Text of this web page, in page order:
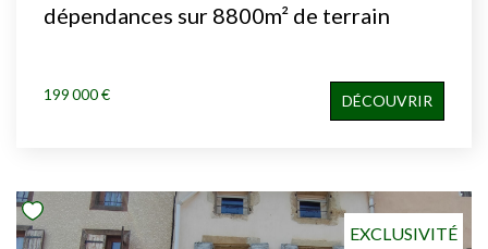
dépendances sur 8800m² de terrain
199 000 € DÉCOUVRIR
EXCLUSIVITÉ